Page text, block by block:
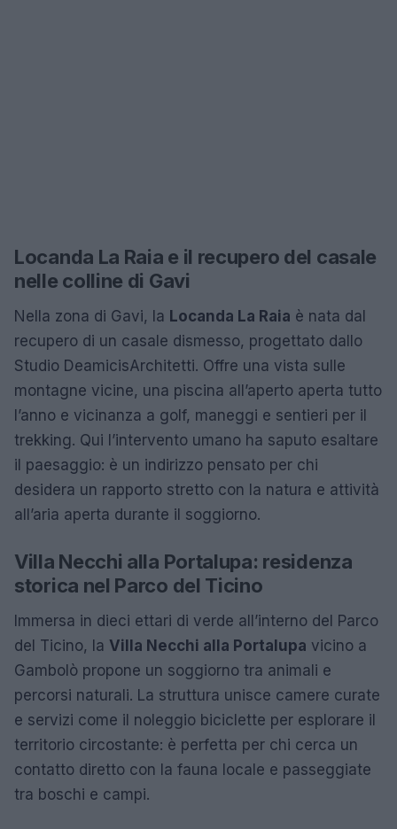
Locanda La Raia e il recupero del casale
nelle colline di Gavi
Nella zona di Gavi, la Locanda La Raia è nata dal
recupero di un casale dismesso, progettato dallo
Studio DeamicisArchitetti. Offre una vista sulle
montagne vicine, una piscina all’aperto aperta tutto
l’anno e vicinanza a golf, maneggi e sentieri per il
trekking. Qui l’intervento umano ha saputo esaltare
il paesaggio: è un indirizzo pensato per chi
desidera un rapporto stretto con la natura e attività
all’aria aperta durante il soggiorno.
Villa Necchi alla Portalupa: residenza
storica nel Parco del Ticino
Immersa in dieci ettari di verde all’interno del Parco
del Ticino, la Villa Necchi alla Portalupa vicino a
Gambolò propone un soggiorno tra animali e
percorsi naturali. La struttura unisce camere curate
e servizi come il noleggio biciclette per esplorare il
territorio circostante: è perfetta per chi cerca un
contatto diretto con la fauna locale e passeggiate
tra boschi e campi.